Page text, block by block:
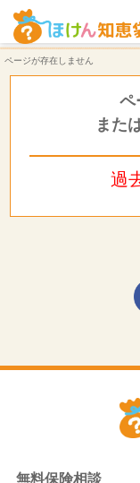
ページが存在しません | ほけん知恵袋
ページが存在しません
ペ
また
過
無料保険相談